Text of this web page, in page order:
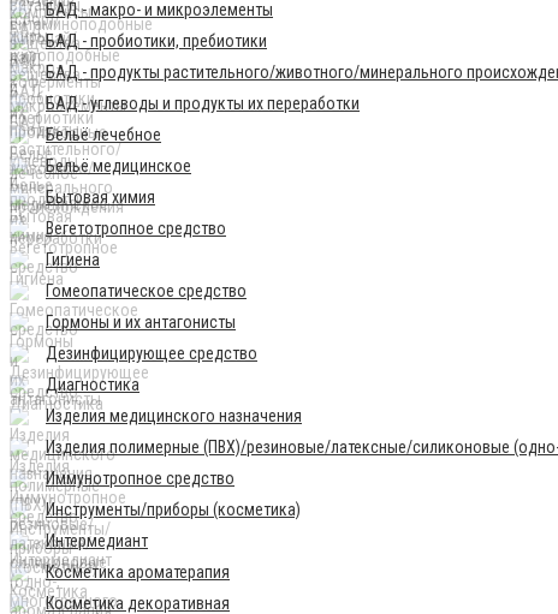
БАД - макро- и микроэлементы
БАД - пробиотики, пребиотики
БАД - продукты растительного/животного/минерального
БАД - углеводы и продукты их переработки
Бельё лечебное
Бельё медицинское
Бытовая химия
Вегетотропное средство
Гигиена
Гомеопатическое средство
Гормоны и их антагонисты
Дезинфицирующее средство
Диагностика
Изделия медицинского назначения
Изделия полимерные (ПВХ)/резиновые/латексные/силиконовые
Иммунотропное средство
Инструменты/приборы (косметика)
Интермедиант
Косметика ароматерапия
Косметика декоративная